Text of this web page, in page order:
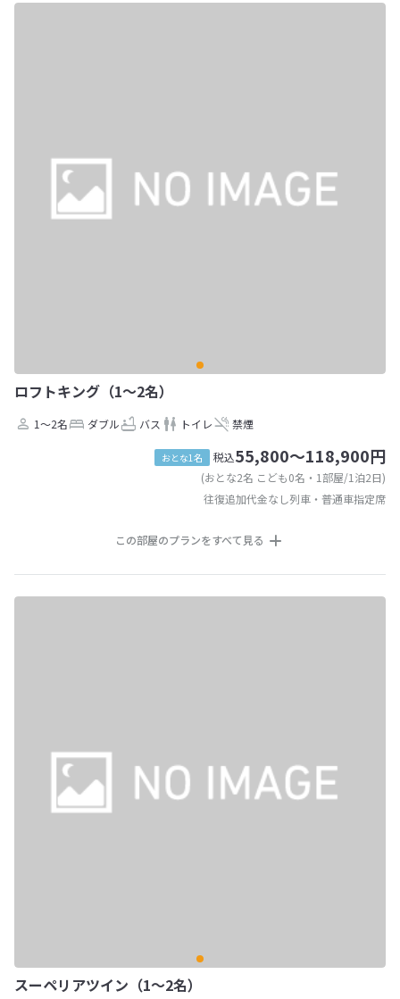
ロフトキング（1～2名）
1～2名 ダブル バス トイレ 禁煙
おとな1名 税込55,800～118,900円
(おとな2名 こども0名・1部屋/1泊2日)
往復追加代金なし列車・普通車指定席
この部屋のプランをすべて見る
スーペリアツイン（1～2名）